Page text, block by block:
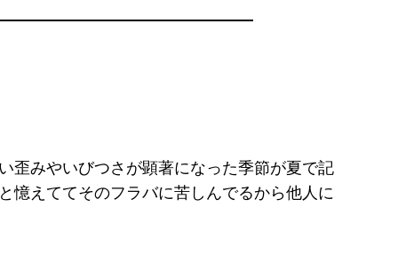
歪みやいびつさが顕著になった季節が夏で記
憶えててそのフラバに苦しんでるから他人に